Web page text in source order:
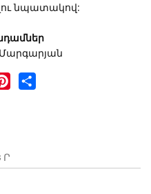
նպատակով:
Pinterest